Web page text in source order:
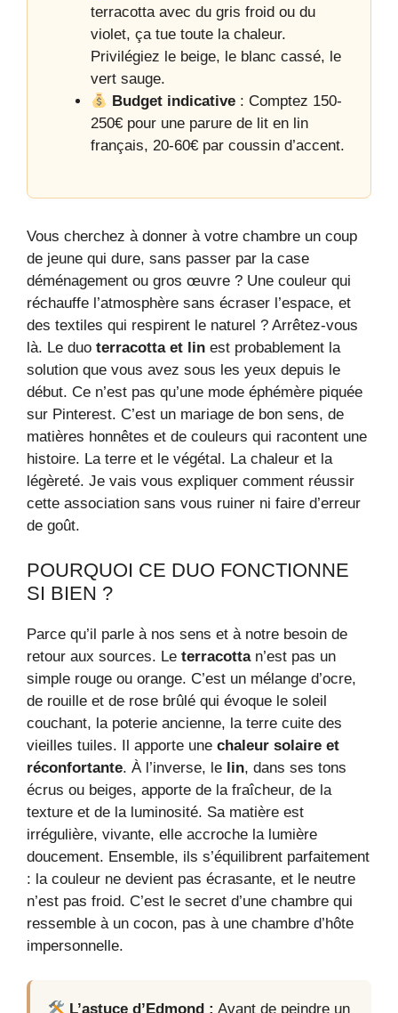
terracotta avec du gris froid ou du
violet, ça tue toute la chaleur.
Privilégiez le beige, le blanc cassé, le
vert sauge.
Budget indicative : Comptez 150-
250€ pour une parure de lit en lin
français, 20-60€ par coussin d’accent.
Vous cherchez à donner à votre chambre un coup
de jeune qui dure, sans passer par la case
déménagement ou gros œuvre ? Une couleur qui
réchauffe l’atmosphère sans écraser l’espace, et
des textiles qui respirent le naturel ? Arrêtez-vous
là. Le duo terracotta et lin est probablement la
solution que vous avez sous les yeux depuis le
début. Ce n’est pas qu’une mode éphémère piquée
sur Pinterest. C’est un mariage de bon sens, de
matières honnêtes et de couleurs qui racontent une
histoire. La terre et le végétal. La chaleur et la
légèreté. Je vais vous expliquer comment réussir
cette association sans vous ruiner ni faire d’erreur
de goût.
POURQUOI CE DUO FONCTIONNE
SI BIEN ?
Parce qu’il parle à nos sens et à notre besoin de
retour aux sources. Le terracottan’est pas un
simple rouge ou orange. C’est un mélange d’ocre,
de rouille et de rose brûlé qui évoque le soleil
couchant, la poterie ancienne, la terre cuite des
vieilles tuiles. Il apporte une chaleur solaire et
réconfortante. À l’inverse, le lin, dans ses tons
écrus ou beiges, apporte de la fraîcheur, de la
texture et de la luminosité. Sa matière est
irrégulière, vivante, elle accroche la lumière
doucement. Ensemble, ils s’équilibrent parfaitement
: la couleur ne devient pas écrasante, et le neutre
n’est pas froid. C’est le secret d’une chambre qui
ressemble à un cocon, pas à une chambre d’hôte
impersonnelle.
L’astuce d’Edmond : Avant de peindre un